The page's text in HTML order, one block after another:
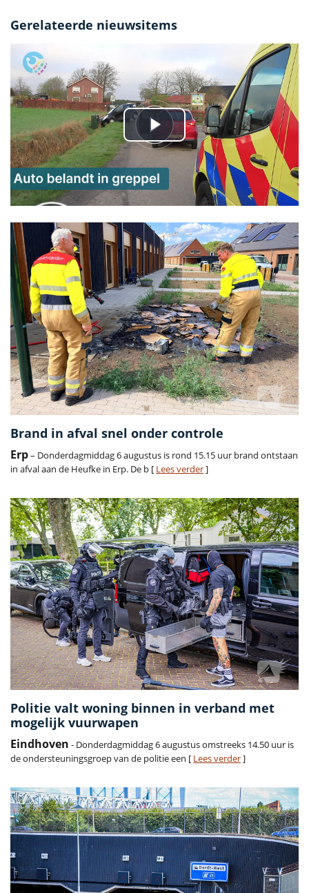
Gerelateerde nieuwsitems
Brand in afval snel onder controle
Erp– Donderdagmiddag 6 augustus is rond 15.15 uur brand ontstaan
in afval aan de Heufke in Erp. De b [ Lees verder]
Politie valt woning binnen in verband met
mogelijk vuurwapen
Eindhoven - Donderdagmiddag 6 augustus omstreeks 14.50 uur is
de ondersteuningsgroep van de politie een [ Lees verder]